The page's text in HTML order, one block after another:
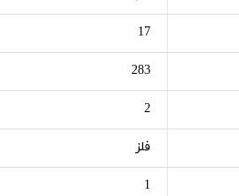
17
283
2
فلز
1